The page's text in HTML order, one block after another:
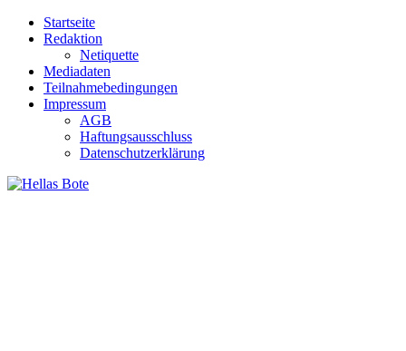
Zum
Inhalt
Startseite
Redaktion
Netiquette
Mediadaten
Teilnahmebedingungen
Impressum
AGB
Haftungsausschluss
Datenschutzerklärung